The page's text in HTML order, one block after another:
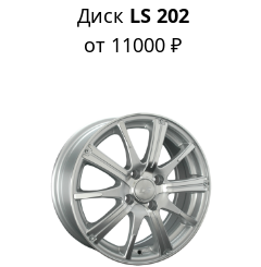
Диск LS 202
от 11000 ₽